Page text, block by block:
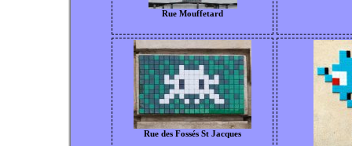
Rue Mouffetard
Rue des Fossés St Jacques